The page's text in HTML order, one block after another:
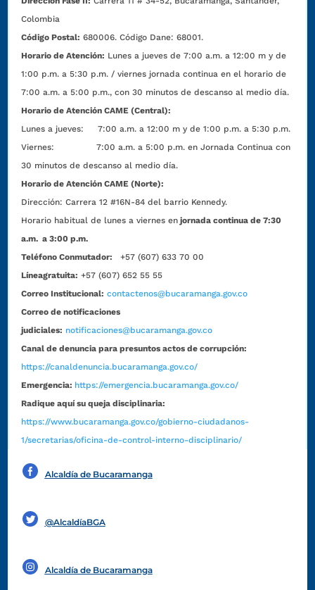
Colombia
Código Postal: 680006. Código Dane: 68001.
Horario de Atención: Lunes a jueves de 7:00 a.m. a 12:00 m y de
1:00 p.m. a 5:30 p.m. / viernes jornada continua en el horario de
7:00 a.m. a 5:00 p.m., con 30 minutos de descanso al medio día.
Horario de Atención CAME (Central):
Lunes a jueves: 7:00 a.m. a 12:00 m y de 1:00 p.m. a 5:30 p.m.
Viernes: 7:00 a.m. a 5:00 p.m. en Jornada Continua con
30 minutos de descanso al medio día.
Horario de Atención CAME (Norte):
Dirección:Carrera 12 #16N-84 del barrio Kennedy.
Horario habitual de lunes a viernes en jornada continua de 7:30
a.m. a 3:00 p.m.
Teléfono Conmutador:
+57 (607) 633 70 00
Líneagratuita: +57 (607) 652 55 55
Correo Institucional: contactenos@bucaramanga.gov.co
Correo de notificaciones
judiciales: notificaciones@bucaramanga.gov.co
Canal de denuncia para presuntos actos de corrupción:
https://canaldenuncia.bucaramanga.gov.co/
Emergencia: https://emergencia.bucaramanga.gov.co/
Radique aquí su queja disciplinaria:
https://www.bucaramanga.gov.co/gobierno-ciudadanos-
1/secretarias/oficina-de-control-interno-disciplinario/
Alcaldía de Bucaramanga
@AlcaldíaBGA
Alcaldía de Bucaramanga